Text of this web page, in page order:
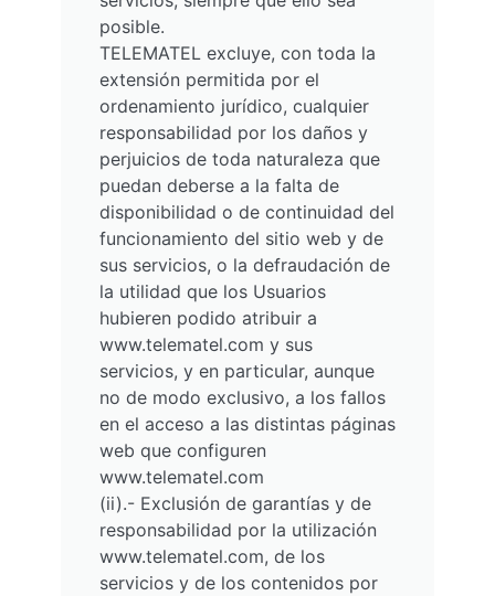
posible.
TELEMATEL excluye, con toda la
extensión permitida por el
ordenamiento jurídico, cualquier
responsabilidad por los daños y
perjuicios de toda naturaleza que
puedan deberse a la falta de
disponibilidad o de continuidad del
funcionamiento del sitio web y de
sus servicios, o la defraudación de
la utilidad que los Usuarios
hubieren podido atribuir a
www.telematel.com y sus
servicios, y en particular, aunque
no de modo exclusivo, a los fallos
en el acceso a las distintas páginas
web que configuren
www.telematel.com
(ii).- Exclusión de garantías y de
responsabilidad por la utilización
www.telematel.com, de los
servicios y de los contenidos por